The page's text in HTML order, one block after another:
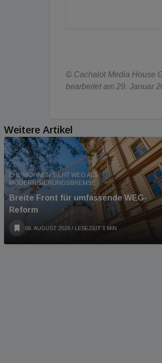
© Cachalot Media House
bearbeitet am 29. Januar
Weitere Artikel
EHL WOHNEN SIEHT WEG ALS
MODERNISIERUNGSBREMSE
Breite Front für umfassende WEG-
Reform
06. AUGUST 2026 / LESEZEIT 1 MIN